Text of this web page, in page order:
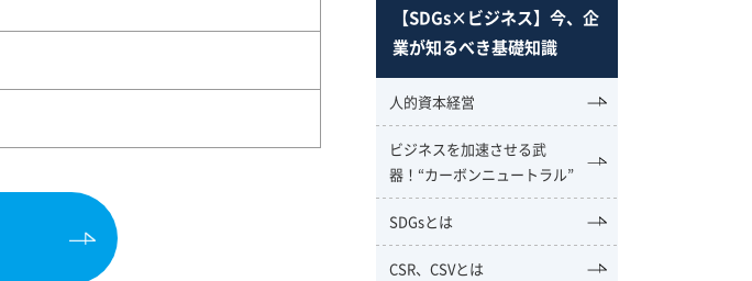
【SDGs×ビジネス】今、企
業が知るべき基礎知識
人的資本経営
ビジネスを加速させる武
器！“カーボンニュートラル”
SDGsとは
CSR、CSVとは